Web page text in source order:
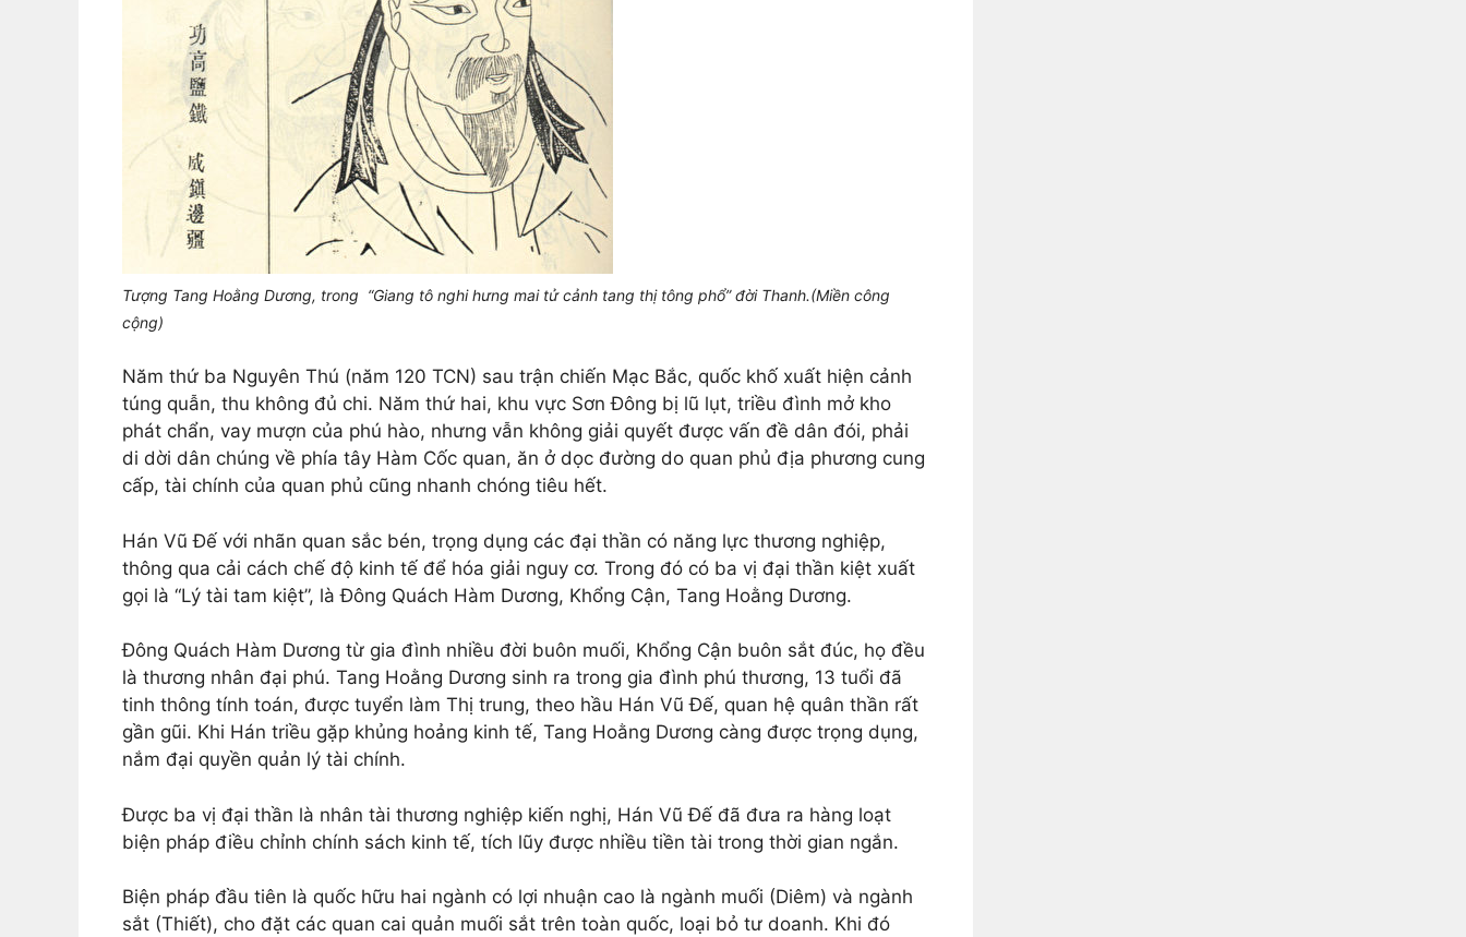
Tượng Tang Hoằng Dương, trong “Giang tô nghi hưng mai tử cảnh tang thị tông phổ” đời Thanh.(Miền công
cộng)
Năm thứ ba Nguyên Thú (năm 120 TCN) sau trận chiến Mạc Bắc, quốc khố xuất hiện cảnh
túng quẫn, thu không đủ chi. Năm thứ hai, khu vực Sơn Đông bị lũ lụt, triều đình mở kho
phát chẩn, vay mượn của phú hào, nhưng vẫn không giải quyết được vấn đề dân đói, phải
di dời dân chúng về phía tây Hàm Cốc quan, ăn ở dọc đường do quan phủ địa phương cung
cấp, tài chính của quan phủ cũng nhanh chóng tiêu hết.
Hán Vũ Đế với nhãn quan sắc bén, trọng dụng các đại thần có năng lực thương nghiệp,
thông qua cải cách chế độ kinh tế để hóa giải nguy cơ. Trong đó có ba vị đại thần kiệt xuất
gọi là “Lý tài tam kiệt”, là Đông Quách Hàm Dương, Khổng Cận, Tang Hoằng Dương.
Đông Quách Hàm Dương từ gia đình nhiều đời buôn muối, Khổng Cận buôn sắt đúc, họ đều
là thương nhân đại phú. Tang Hoằng Dương sinh ra trong gia đình phú thương, 13 tuổi đã
tinh thông tính toán, được tuyển làm Thị trung, theo hầu Hán Vũ Đế, quan hệ quân thần rất
gần gũi. Khi Hán triều gặp khủng hoảng kinh tế, Tang Hoằng Dương càng được trọng dụng,
nắm đại quyền quản lý tài chính.
Được ba vị đại thần là nhân tài thương nghiệp kiến nghị, Hán Vũ Đế đã đưa ra hàng loạt
biện pháp điều chỉnh chính sách kinh tế, tích lũy được nhiều tiền tài trong thời gian ngắn.
Biện pháp đầu tiên là quốc hữu hai ngành có lợi nhuận cao là ngành muối (Diêm) và ngành
sắt (Thiết), cho đặt các quan cai quản muối sắt trên toàn quốc, loại bỏ tư doanh. Khi đó